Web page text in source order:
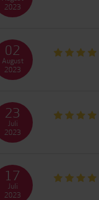
2023
02
August
2023
23
Juli
2023
17
Juli
2023